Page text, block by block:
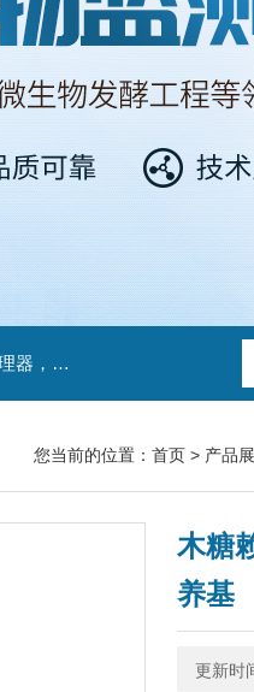
主营产品：不锈钢过滤系统，红外线接种环灭菌器，浮游菌采样器，脉冲震荡样品前处理器，数字化智能电热鼓风干燥箱，数字化智能电热恒温培养箱，实验室设备及环境温湿度监测系统，洁净工作台等实验设仪器设备。
您当前的位置： 首页 > 产品
木糖
养基
更新时